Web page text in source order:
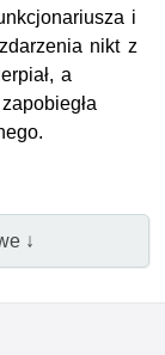
i
nikt z
a
↓